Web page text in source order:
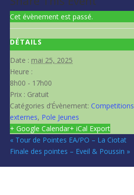
Cet évènement est passé.
DÉTAILS
Date : mai 25, 2025
Heure :
8h00 - 17h00
Prix : Gratuit
Catégories d’Évènement: Competitions
externes, Pole Jeunes
+ Google Calendar+ iCal Export
« Tour de Pointes EA/PO – La Ciotat
Finale des pointes – Eveil & Poussin »